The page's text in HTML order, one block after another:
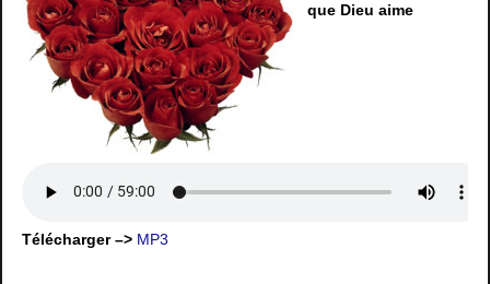
que Dieu aime
Télécharger –> MP3